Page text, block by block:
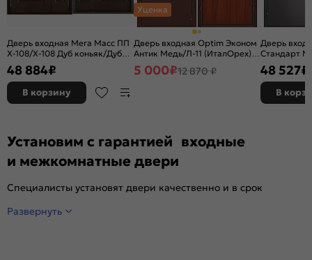
Дверь входная Мега Масс ПП
X-108/X-108 Дуб коньяк/Дуб
коньяк, 2 замка, с ночной
задвижкой
48 884₽
В корзину
Уценка
Дверь входная Optim Эконом
Антик Медь/Л-11 (ИталОрех), 1
замок
5 000₽12 870 ₽
Дверь
Стандарт
букле/Орех
с ночной
48 527₽
В
Установим с гарантией входные
и межкомнатные двери
Специалисты установят двери качественно и в срок
Развернуть